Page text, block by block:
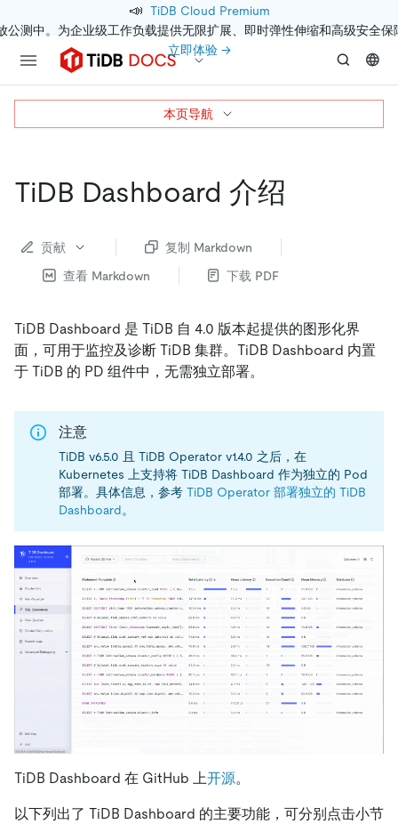
📣 TiDB Cloud Premium
公测中。为企业级工作负载提供无限扩展、即时弹性伸缩和高级安全保
立即体验 →
TiDB Dashboard 介绍
贡献
复制 Markdown
查看 Markdown
下载 PDF
TiDB Dashboard 是 TiDB 自 4.0 版本起提供的图形化界
面，可用于监控及诊断 TiDB 集群。TiDB Dashboard 内置
于 TiDB 的 PD 组件中，无需独立部署。
注意
TiDB v6.5.0 且 TiDB Operator v1.4.0 之后，在
Kubernetes 上支持将 TiDB Dashboard 作为独立的 Pod
部署。具体信息，参考 TiDB Operator 部署独立的 TiDB
Dashboard。
TiDB Dashboard 在 GitHub 上开源。
以下列出了 TiDB Dashboard 的主要功能，可分别点击小节
本页导航